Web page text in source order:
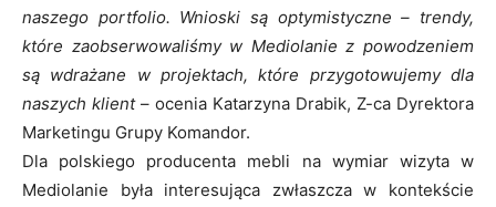
naszego portfolio. Wnioski są optymistyczne – trendy,
które zaobserwowaliśmy w Mediolanie z powodzeniem
są wdrażane w projektach, które przygotowujemy dla
naszych klient– ocenia Katarzyna Drabik, Z-ca Dyrektora
Marketingu Grupy Komandor.
Dla polskiego producenta mebli na wymiar wizyta w
Mediolanie była interesująca zwłaszcza w kontekście